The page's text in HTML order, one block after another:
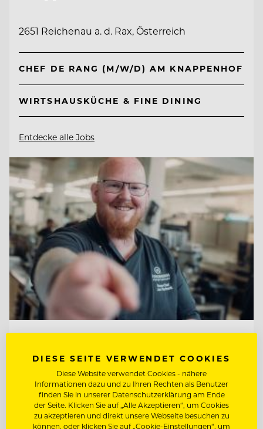
2651 Reichenau a. d. Rax, Österreich
CHEF DE RANG (M/W/D) AM KNAPPENHOF
WIRTSHAUSKÜCHE & FINE DINING
Entdecke alle Jobs
Jungbrunn - Der Gutzeitort
6675 Tannheim/Tirol, Österreich
DIESE SEITE VERWENDET COOKIES
Diese Website verwendet Cookies - nähere
Informationen dazu und zu Ihren Rechten als Benutzer
finden Sie in unserer Datenschutzerklärung am Ende
der Seite. Klicken Sie auf „Alle Akzeptieren“, um Cookies
zu akzeptieren und direkt unsere Webseite besuchen zu
können, oder klicken Sie auf „Cookie-Einstellungen“, um